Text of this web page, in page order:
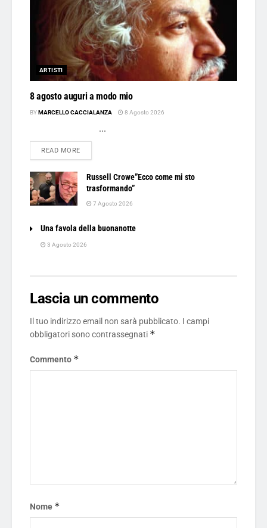
ARTISTI
8 agosto auguri a modo mio
BYMARCELLO CACCIALANZA 8 Agosto 2026
...
READ MOREDETAILS
Russell Crowe”Ecco come mi sto
trasformando”
7 Agosto 2026
Una favola della buonanotte
3 Agosto 2026
Lascia un commento
Il tuo indirizzo email non sarà pubblicato. I campi
obbligatori sono contrassegnati *
Commento *
Nome *